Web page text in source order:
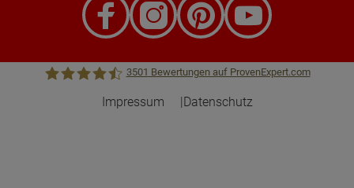
3501 Bewertungen auf ProvenExpert.com
Impressum Datenschutz